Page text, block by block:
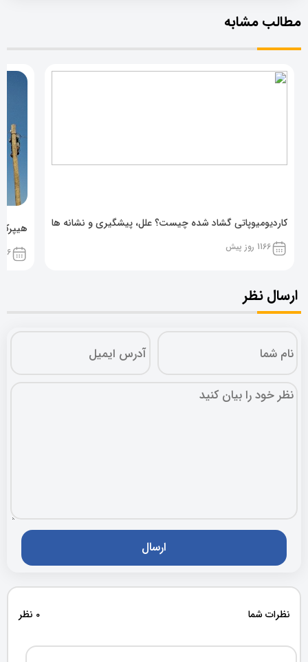
مطالب مشابه
کاردیومیوپاتی گشاد شده چیست؟ علل، پیشگیری و نشانه ها
1166 روز پیش 1166
ارسال نظر
نظرات شما 0 نظر